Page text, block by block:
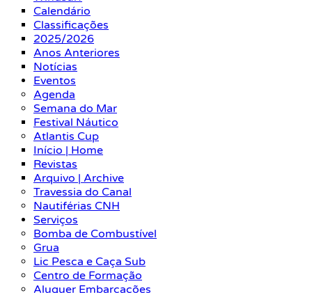
Calendário
Classificações
2025/2026
Anos Anteriores
Notícias
Eventos
Agenda
Semana do Mar
Festival Náutico
Atlantis Cup
Início | Home
Revistas
Arquivo | Archive
Travessia do Canal
Nautiférias CNH
Serviços
Bomba de Combustível
Grua
Lic Pesca e Caça Sub
Centro de Formação
Aluguer Embarcações